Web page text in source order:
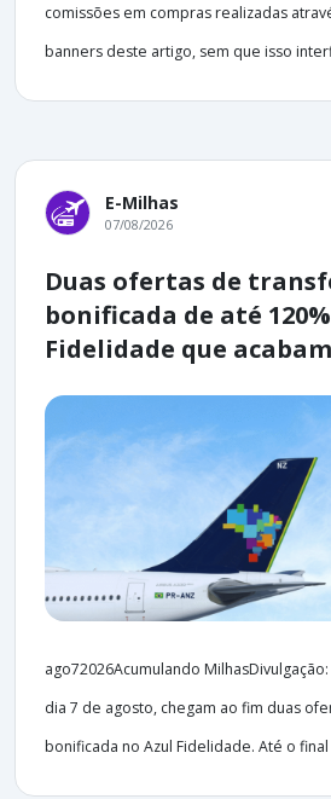
comissões em compras realizadas
banners deste artigo, sem que isso
E-Milhas
07/08/2026
Duas ofertas de
bonificada de até
Fidelidade que
ago72026Acumulando
dia 7 de agosto, chegam ao fim duas
bonificada no Azul Fidelidade. Até o